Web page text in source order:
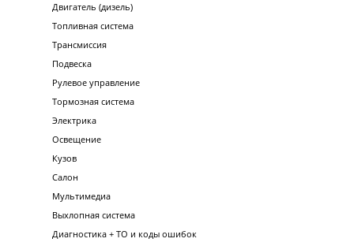
Двигатель (дизель)
Топливная система
Трансмиссия
Подвеска
Рулевое управление
Тормозная система
Электрика
Освещение
Кузов
Салон
Мультимедиа
Выхлопная система
Диагностика + ТО и коды ошибок